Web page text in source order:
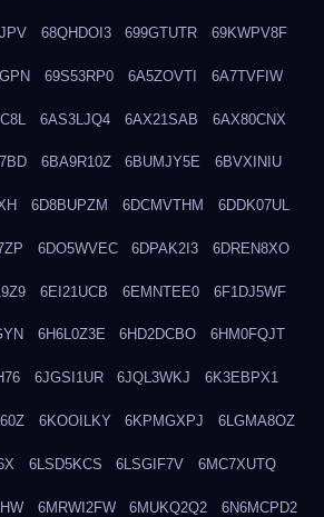
68QHDOI3 699GTUTR 69KWPV8F
69S53RP0 6A5ZOVTI 6A7TVFIW
6AS3LJQ4 6AX21SAB 6AX80CNX
6BA9R10Z 6BUMJY5E 6BVXINIU
6D8BUPZM 6DCMVTHM 6DDK07UL
6DO5WVEC 6DPAK2I3 6DREN8XO
6EI21UCB 6EMNTEE0 6F1DJ5WF
6H6L0Z3E 6HD2DCBO 6HM0FQJT
6JGSI1UR 6JQL3WKJ 6K3EBPX1
6KOOILKY 6KPMGXPJ 6LGMA8OZ
6LSD5KCS 6LSGIF7V 6MC7XUTQ
6MRWI2FW 6MUKQ2Q2 6N6MCPD2